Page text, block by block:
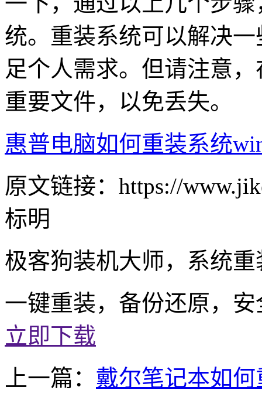
统。重装系统可以解决
足个人需求。但请注意
重要文件，以免丢失。
惠普电脑如何重装系统
原文链接：https://
标明
极客狗装机大师，系统
一键重装，备份还原，
立即下载
上一篇： 戴尔笔记本如